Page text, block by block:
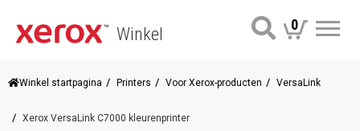
Winkel 0
Winkel startpagina Printers Voor Xerox-producten VersaLink
Xerox VersaLink C7000 kleurenprinter